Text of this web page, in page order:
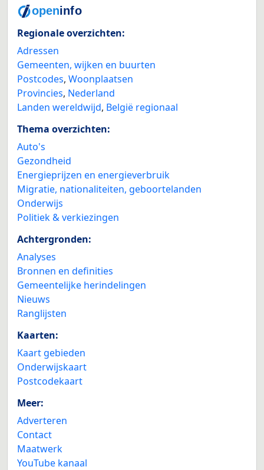
Regionale overzichten:
Adressen
Gemeenten, wijken en buurten
Postcodes, Woonplaatsen
Provincies, Nederland
Landen wereldwijd, België regionaal
Thema overzichten:
Auto's
Gezondheid
Energieprijzen en energieverbruik
Migratie, nationaliteiten, geboortelanden
Onderwijs
Politiek & verkiezingen
Achtergronden:
Analyses
Bronnen en definities
Gemeentelijke herindelingen
Nieuws
Ranglijsten
Kaarten:
Kaart gebieden
Onderwijskaart
Postcodekaart
Meer:
Adverteren
Contact
Maatwerk
YouTube kanaal